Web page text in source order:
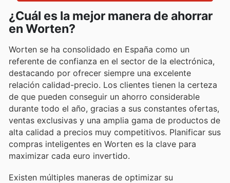
¿Cuál es la mejor manera de ahorrar
en Worten?
Worten se ha consolidado en España como un
referente de confianza en el sector de la electrónica,
destacando por ofrecer siempre una excelente
relación calidad-precio. Los clientes tienen la certeza
de que pueden conseguir un ahorro considerable
durante todo el año, gracias a sus constantes ofertas,
ventas exclusivas y una amplia gama de productos de
alta calidad a precios muy competitivos. Planificar sus
compras inteligentes en Worten es la clave para
maximizar cada euro invertido.
Existen múltiples maneras de optimizar su